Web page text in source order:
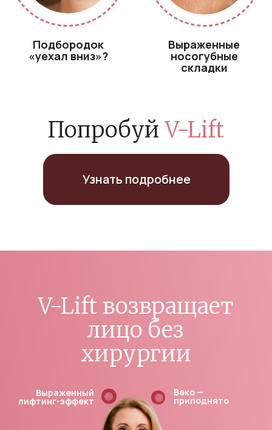
Технология, за
Глубокое лазерное воздействие
Запускается выработка коллагена
Лимфодренаж и укрепление мышц
Кожа начинает «работать» сама
Инвестируй в свою красоту!